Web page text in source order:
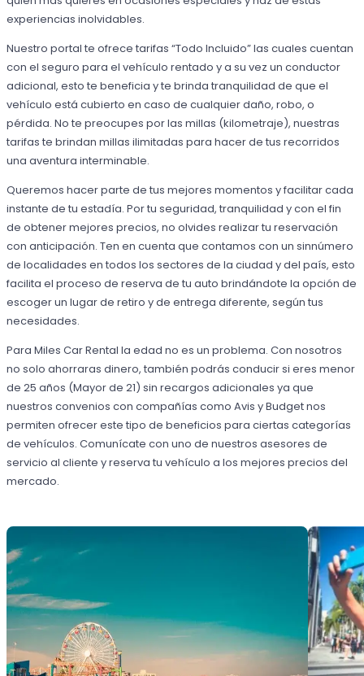
experiencias inolvidables.
Nuestro portal te ofrece tarifas “Todo Incluido” las cuales cuentan
con el seguro para el vehículo rentado y a su vez un conductor
adicional, esto te beneficia y te brinda tranquilidad de que el
vehículo está cubierto en caso de cualquier daño, robo, o
pérdida. No te preocupes por las millas (kilometraje), nuestras
tarifas te brindan millas ilimitadas para hacer de tus recorridos
una aventura interminable.
Queremos hacer parte de tus mejores momentos y facilitar cada
instante de tu estadía. Por tu seguridad, tranquilidad y con el fin
de obtener mejores precios, no olvides realizar tu reservación
con anticipación. Ten en cuenta que contamos con un sinnúmero
de localidades en todos los sectores de la ciudad y del país, esto
facilita el proceso de reserva de tu auto brindándote la opción de
escoger un lugar de retiro y de entrega diferente, según tus
necesidades.
Para Miles Car Rental la edad no es un problema. Con nosotros
no solo ahorraras dinero, también podrás conducir si eres menor
de 25 años (Mayor de 21) sin recargos adicionales ya que
nuestros convenios con compañías como Avis y Budget nos
permiten ofrecer este tipo de beneficios para ciertas categorías
de vehículos. Comunícate con uno de nuestros asesores de
servicio al cliente y reserva tu vehículo a los mejores precios del
mercado.